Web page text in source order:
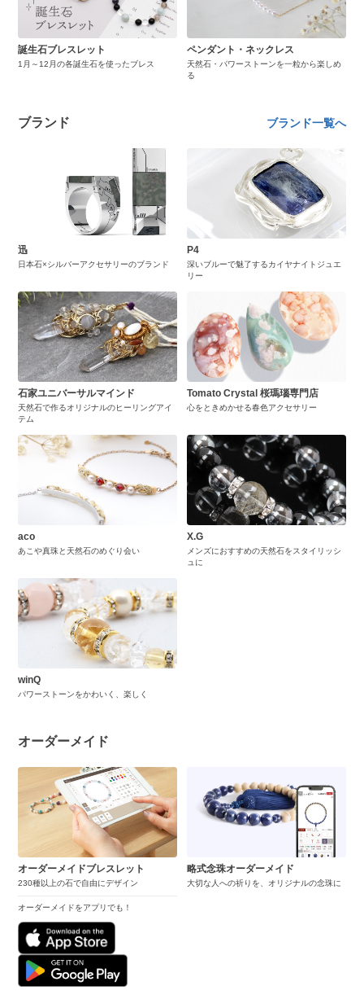
誕生石ブレスレット
1月～12月の各誕生石を使ったブレス
ペンダント・ネックレス
天然石・パワーストーンを一粒から楽しめ
る
ブランド ブランド一覧へ
迅
日本石×シルバーアクセサリーのブランド
P4
深いブルーで魅了するカイヤナイトジュエ
リー
石家ユニバーサルマインド
天然石で作るオリジナルのヒーリングアイ
テム
Tomato Crystal 桜瑪瑙専門店
心をときめかせる春色アクセサリー
aco
あこや真珠と天然石のめぐり会い
X.G
メンズにおすすめの天然石をスタイリッシ
ュに
winQ
パワーストーンをかわいく、楽しく
オーダーメイド
オーダーメイドブレスレット
230種以上の石で自由にデザイン
オーダーメイドをアプリでも！
略式念珠オーダーメイド
大切な人への祈りを、オリジナルの念珠に